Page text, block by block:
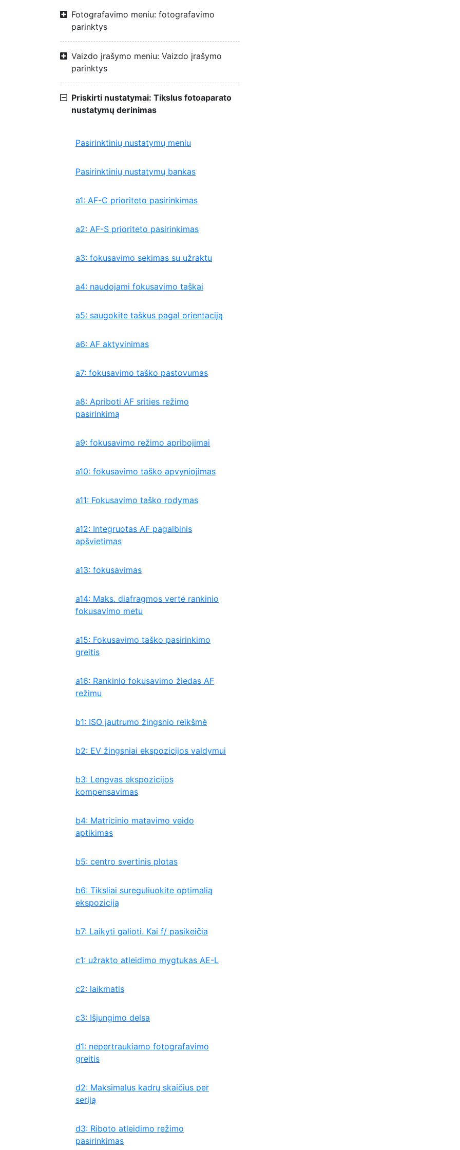
Fotografavimo meniu: fotografavimo
parinktys
Vaizdo įrašymo meniu: Vaizdo įrašymo
parinktys
Priskirti nustatymai: Tikslus fotoaparato
nustatymų derinimas
Pasirinktinių nustatymų meniu
Pasirinktinių nustatymų bankas
a1: AF-C prioriteto pasirinkimas
a2: AF-S prioriteto pasirinkimas
a3: fokusavimo sekimas su užraktu
a4: naudojami fokusavimo taškai
a5: saugokite taškus pagal orientaciją
a6: AF aktyvinimas
a7: fokusavimo taško pastovumas
a8: Apriboti AF srities režimo
pasirinkimą
a9: fokusavimo režimo apribojimai
a10: fokusavimo taško apvyniojimas
a11: Fokusavimo taško rodymas
a12: Integruotas AF pagalbinis
apšvietimas
a13: fokusavimas
a14: Maks. diafragmos vertė rankinio
fokusavimo metu
a15: Fokusavimo taško pasirinkimo
greitis
a16: Rankinio fokusavimo žiedas AF
režimu
b1: ISO jautrumo žingsnio reikšmė
b2: EV žingsniai ekspozicijos valdymui
b3: Lengvas ekspozicijos
kompensavimas
b4: Matricinio matavimo veido
aptikimas
b5: centro svertinis plotas
b6: Tiksliai sureguliuokite optimalią
ekspoziciją
b7: Laikyti galioti. Kai f/ pasikeičia
c1: užrakto atleidimo mygtukas AE-L
c2: laikmatis
c3: Išjungimo delsa
d1: nepertraukiamo fotografavimo
greitis
d2: Maksimalus kadrų skaičius per
seriją
d3: Riboto atleidimo režimo
pasirinkimas